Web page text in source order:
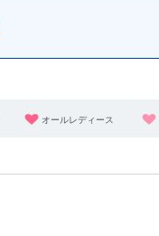
オールレディース